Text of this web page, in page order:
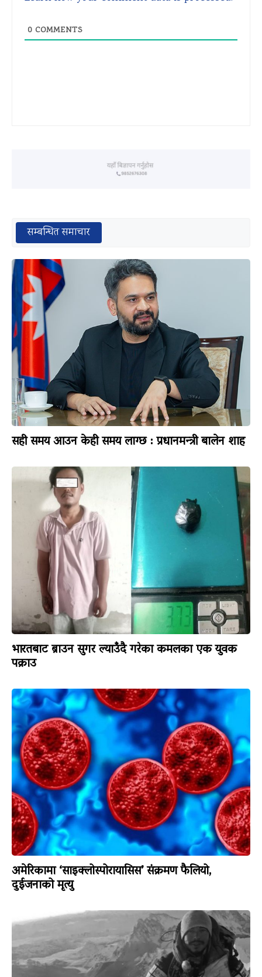
0 COMMENTS
सम्बन्धित समाचार
सही समय आउन केही समय लाग्छ : प्रधानमन्त्री बालेन शाह
भारतबाट ब्राउन सुगर ल्याउँदै गरेका कमलका एक युवक
पक्राउ
अमेरिकामा ‘साइक्लोस्पोरायासिस’ संक्रमण फैलियो,
दुईजनाको मृत्यु